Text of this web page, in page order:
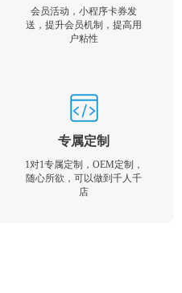
会员活动，小程序卡券发
送，提升会员机制，提高用
户粘性
专属定制
1对1专属定制，OEM定制，
随心所欲，可以做到千人千
店